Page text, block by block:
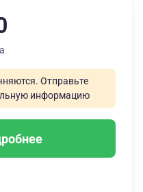
Отправьте
информацию